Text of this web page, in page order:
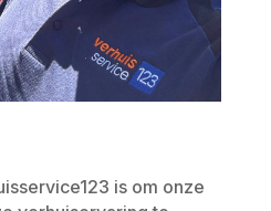
is om onze